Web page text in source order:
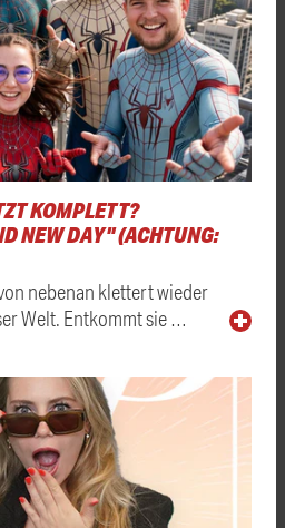
KOMPLETT?
NEW DAY" (ACHTUNG:
nebenan klettert wieder
Welt. Entkommt sie …